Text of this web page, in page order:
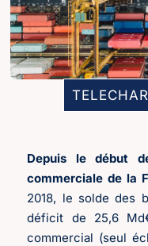
Depuis le début
commerciale de la
2018, le solde des
déficit de 25,6
commercial (seul